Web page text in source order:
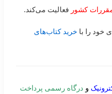
کشور فعالیت می‌کند.
خود را با خرید کتاب‌های
و درگاه رسمی پرداخت